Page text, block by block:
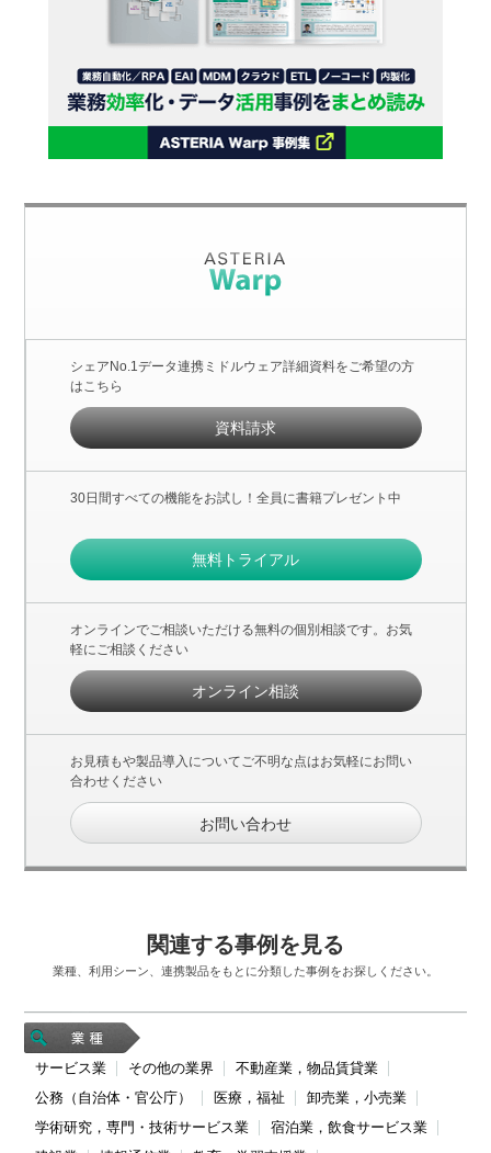
シェアNo.1データ連携ミドルウェア詳細資料をご希望の方
はこちら
資料請求
30日間すべての機能をお試し！全員に書籍プレゼント中
無料トライアル
オンラインでご相談いただける無料の個別相談です。お気
軽にご相談ください
オンライン相談
お見積もや製品導入についてご不明な点はお気軽にお問い
合わせください
お問い合わせ
関連する事例を見る
業種、利用シーン、連携製品をもとに分類した事例をお探しください。
サービス業 その他の業界
不動産業，物品賃貸業
公務（自治体・官公庁）
医療，福祉
卸売業，小売業
学術研究，専門・技術サービス業
宿泊業，飲食サービス業